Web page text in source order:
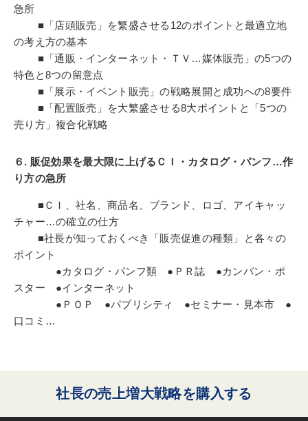
急所
■「店頭販売」を繁盛させる12のポイントと最適立地
の考え方の基本
■「通販・インターネット・ＴＶ…媒体販売」の5つの
特色と8つの留意点
■「展示・イベント販売」の戦略展開と成功への8要件
■「配置販売」を大繁盛させる8大ポイントと「5つの
売り方」複合化戦略
６. 販促効果を最大限に上げるＣＩ・カタログ・パンフ…作
り方の急所
■ＣＩ、社名、商品名、ブランド、ロゴ、アイキャッ
チャー…の確立の仕方
■社長が知っておくべき「販売促進の種類」と各々の
ポイント
●カタログ・パンフ類 ●ＰＲ誌 ●カンバン・ポ
スター ●インターネット
●ＰＯＰ ●パブリシティ ●セミナー・見本市 ●
口コミ…
社長の売上増大戦略を購入する